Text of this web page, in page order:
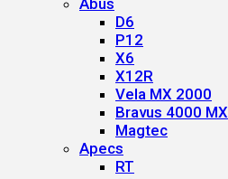
Abus
D6
P12
X6
X12R
Vela MX 2000
Bravus 4000 MX
Magtec
Apecs
RT